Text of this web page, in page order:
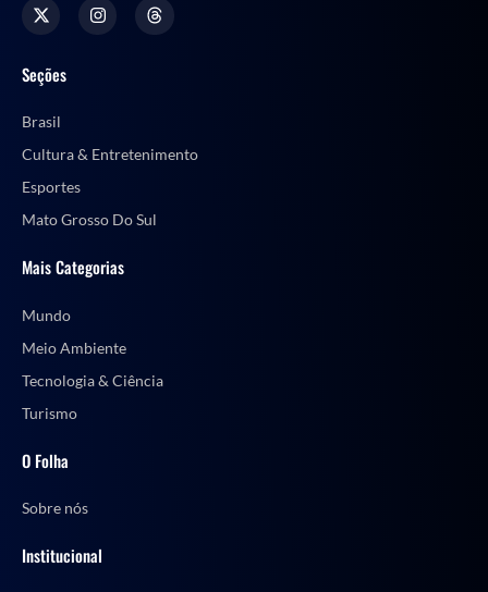
Seções
Brasil
Cultura & Entretenimento
Esportes
Mato Grosso Do Sul
Mais Categorias
Mundo
Meio Ambiente
Tecnologia & Ciência
Turismo
O Folha
Sobre nós
Institucional